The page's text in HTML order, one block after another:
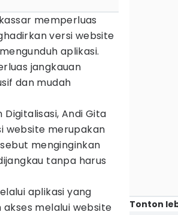
memperluas
versi website
aplikasi.
jangkauan
dan mudah
Andi Gita
website merupakan
menginginkan
tanpa harus
aplikasi yang
akses melalui website
Tonton